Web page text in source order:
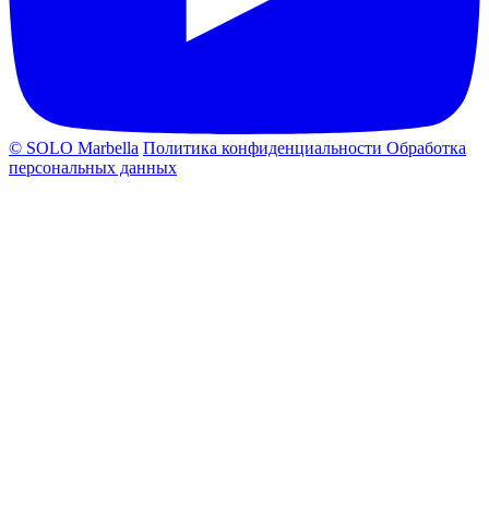
© SOLO Marbella Политика конфиденциальности Обработка
персональных данных